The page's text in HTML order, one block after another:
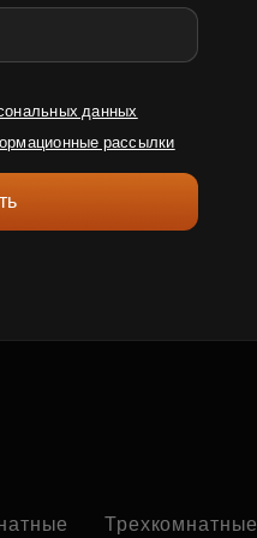
данных
рассылки
Трехкомнатные